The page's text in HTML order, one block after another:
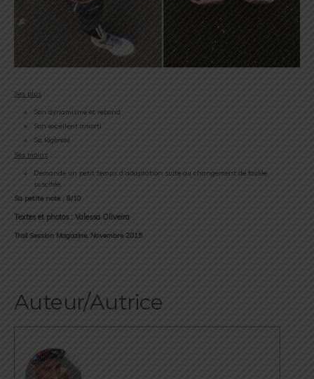
Ses plus :
Son dynamisme et rebond
Son excellent amorti
Sa légèreté
Ses moins :
Demande un petit temps d’adaptation suite au changement de foulée
suscitée.
Sa petite note : 8/10
Textes et photos : Valessa Oliveira
Trail Session Magazine, Novembre 2015
Auteur/Autrice